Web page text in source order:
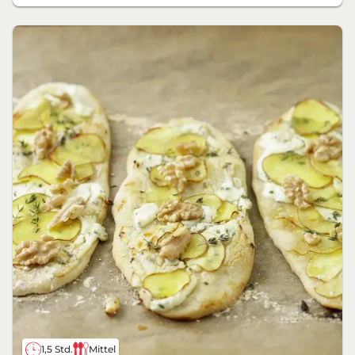
1,5 Std. Mittel